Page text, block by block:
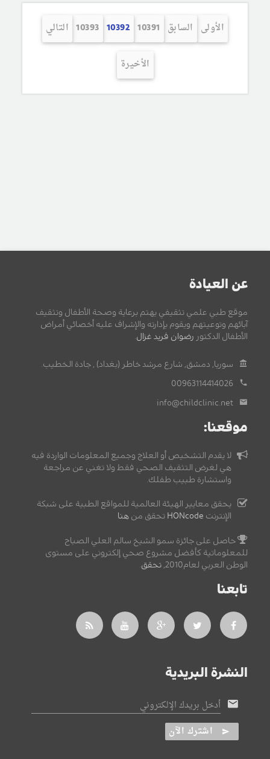
الأولى السابق 10391
10392
10393 التالي
الأخيرة
عن العيادة
موقع طبي علمي تثقيفي يهتم برعاية وصحة الأطفال وتثقيف
آبائهم وتوعيتهم ويقوم بإدارته والإشراف عليه أخصائي أمراض
الأطفال الدكتور رضوان فريد غزال
سوريا, دمشق, شارع مرشد خاطر (بغداد) , جادة الخطيب.
00963114414026
info@childclinic.net
موقعنا:
لا يقدم التشخيص أو العلاج وجميع المعلومات الواردة فيه
هي لغرض التثقيف الصحي فقط ولا تغني عن مراجعة
واستشارة طبيب طفلك.
يحقق معايير الهيئة العالمية للمواقع الطبية على شبكة
الإنترنت HONcode تحقق من هنا
حاصل على جائزة سمو الشيخ سالم العلي الصباح
للمعلوماتية كأفضل مشروع صحي إلكتروني على مستوى
الوطن العربي لعام2010,
تحقق
تابعنا
النشرة البريدية
أدخل بريدك الإلكتروني
اشترك الآن